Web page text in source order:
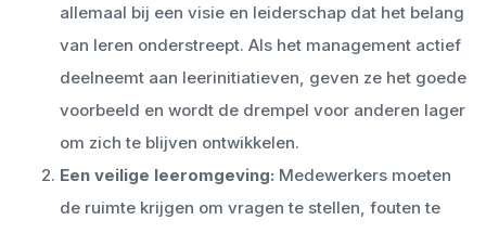
allemaal bij een visie en leiderschap dat het belang
van leren onderstreept. Als het management actief
deelneemt aan leerinitiatieven, geven ze het goede
voorbeeld en wordt de drempel voor anderen lager
om zich te blijven ontwikkelen.
Een veilige leeromgeving: Medewerkers moeten
de ruimte krijgen om vragen te stellen, fouten te